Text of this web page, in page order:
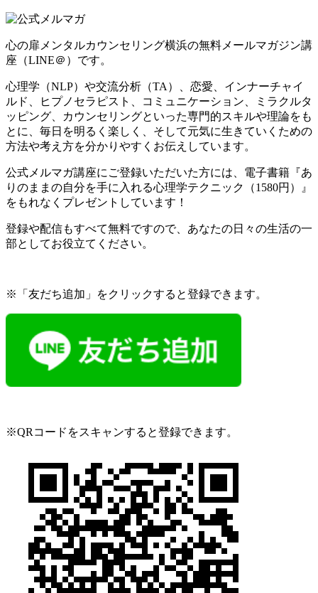
心の扉メンタルカウンセリング横浜の無料メールマガジン講
座（LINE＠）です。
心理学（NLP）や交流分析（TA）、恋愛、インナーチャイ
ルド、ヒプノセラピスト、コミュニケーション、ミラクルタ
ッピング、カウンセリングといった専門的スキルや理論をも
とに、毎日を明るく楽しく、そして元気に生きていくための
方法や考え方を分かりやすくお伝えしています。
公式メルマガ講座にご登録いただいた方には、電子書籍『あ
りのままの自分を手に入れる心理学テクニック（1580円）』
をもれなくプレゼントしています！
登録や配信もすべて無料ですので、あなたの日々の生活の一
部としてお役立てください。
※「友だち追加」をクリックすると登録できます。
※QRコードをスキャンすると登録できます。